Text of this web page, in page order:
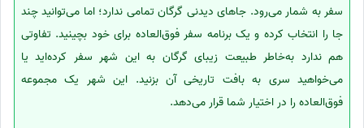
سفر به شمار می‌رود. جاهای دیدنی گرگان تمامی ندارد؛ اما می‌توانید چند
جا را انتخاب کرده و یک برنامه سفر فوق‌العاده برای خود بچینید. تفاوتی
هم ندارد به‌خاطر طبیعت زیبای گرگان به این شهر سفر کرده‌اید یا
می‌خواهید سری به بافت تاریخی آن بزنید. این شهر یک مجموعه
فوق‌العاده را در اختیار شما قرار می‌دهد.